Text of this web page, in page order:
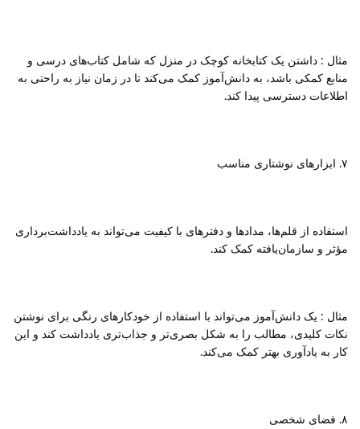
مثال : داشتن یک کتابخانه کوچک در منزل که شامل کتاب‌های درسی و
منابع کمکی باشد، به دانش‌آموز کمک می‌کند تا در زمان نیاز به راحتی به
اطلاعات دسترسی پیدا کند.
۷. ابزارهای نوشتاری مناسب
استفاده از قلم‌ها، مدادها و دفترهای با کیفیت می‌تواند به یادداشت‌برداری
مؤثر و سازمان‌یافته کمک کند.
مثال : یک دانش‌آموز می‌تواند با استفاده از خودکارهای رنگی برای نوشتن
نکات کلیدی، مطالب را به شکل بصری‌تر و جذاب‌تری یادداشت کند و این
کار به یادآوری بهتر کمک می‌کند.
۸. فضای شخصی